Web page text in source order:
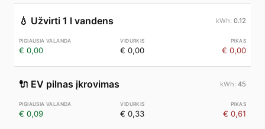
💧 Užvirti 1 l vandens 0.12
€ 0,00 € 0,00 € 0,00
🔌 EV pilnas įkrovimas 45
€ 0,09 € 0,33 € 0,61